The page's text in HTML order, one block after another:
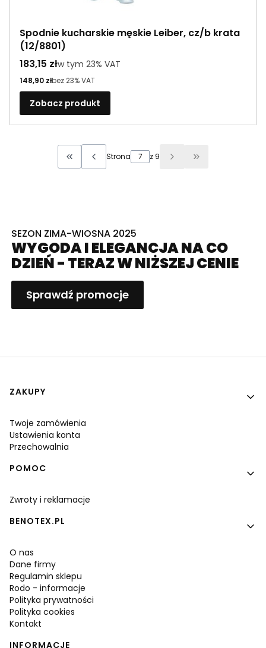
Spodnie kucharskie męskie Leiber, cz/b krata
(12/8801)
Cena brutto
183,15 złw tym %s VAT
w tym 23% VAT
Cena netto
148,90 złbez 23% VAT
Zobacz produkt
Wróć do pierwszej strony z produktami
Strona z 9 Przejdź do
SEZON ZIMA-WIOSNA 2025
WYGODA I ELEGANCJA NA CO
DZIEŃ - TERAZ W NIŻSZEJ CENIE
Sprawdź promocje
Linki w stopce
ZAKUPY
Twoje zamówienia
Ustawienia konta
Przechowalnia
POMOC
Zwroty i reklamacje
BENOTEX.PL
O nas
Dane firmy
Regulamin sklepu
Rodo - informacje
Polityka prywatności
Polityka cookies
Kontakt
INFORMACJE